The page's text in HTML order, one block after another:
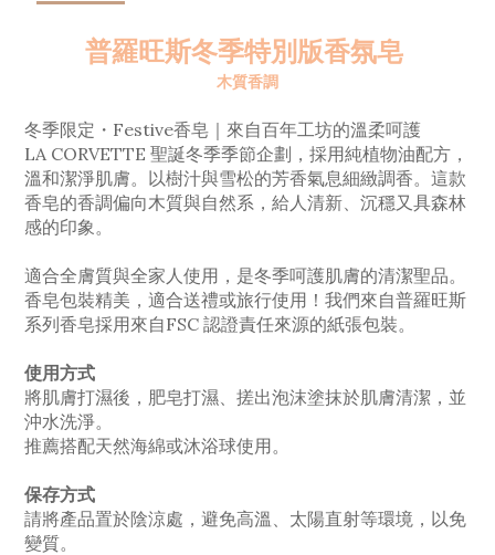
普羅旺斯冬季特別版香氛皂
木質香調
冬季限定・Festive香皂｜來自百年工坊的溫柔呵護
LA CORVETTE 聖誕冬季季節企劃，採用純植物油配方，
溫和潔淨肌膚。以樹汁與雪松的芳香氣息細緻調香。這款
香皂的香調偏向木質與自然系，給人清新、沉穩又具森林
感的印象。
適合全膚質與全家人使用，是冬季呵護肌膚的清潔聖品。
香皂包裝精美，適合送禮或旅行使用！我們來自普羅旺斯
系列香皂採用來自FSC 認證責任來源的紙張包裝。
使用方式
將肌膚打濕後，肥皂打濕、搓出泡沫塗抹於肌膚清潔，並
沖水洗淨。
推薦搭配天然海綿或沐浴球使用。
保存方式
請將產品置於陰涼處，避免高溫、太陽直射等環境，以免
變質。